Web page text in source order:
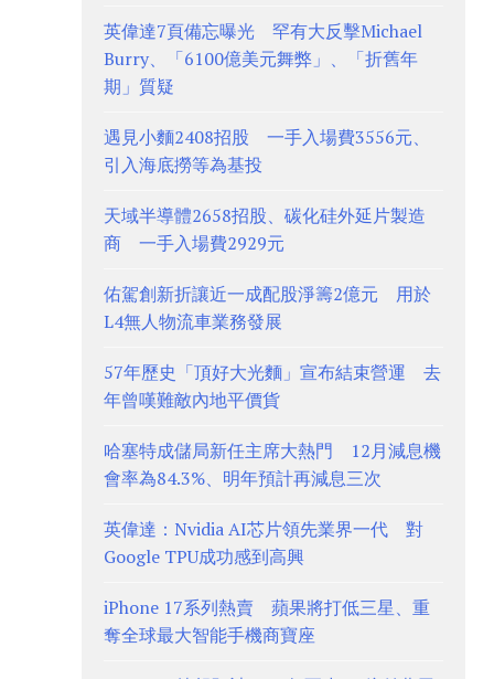
英偉達7頁備忘曝光 罕有大反擊Michael
Burry、「6100億美元舞弊」、「折舊年
期」質疑
遇見小麵2408招股 一手入場費3556元、
引入海底撈等為基投
天域半導體2658招股、碳化硅外延片製造
商 一手入場費2929元
佑駕創新折讓近一成配股淨籌2億元 用於
L4無人物流車業務發展
57年歷史「頂好大光麵」宣布結束營運 去
年曾嘆難敵內地平價貨
哈塞特成儲局新任主席大熱門 12月減息機
會率為84.3%、明年預計再減息三次
英偉達：Nvidia AI芯片領先業界一代 對
Google TPU成功感到高興
iPhone 17系列熱賣 蘋果將打低三星、重
奪全球最大智能手機商寶座